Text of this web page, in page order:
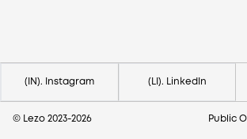
Напишіть на hello@lezo.io
(IN). Instagram (LI). LinkedIn
© Lezo 2023-2026 Public